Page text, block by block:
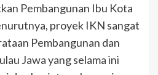
Pembangunan Ibu Kota
proyek IKN sangat
Pembangunan dan
Jawa yang selama ini